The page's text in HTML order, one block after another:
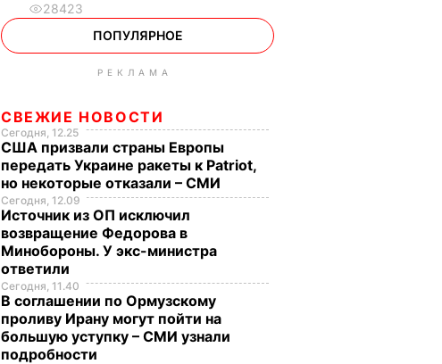
28423
ПОПУЛЯРНОЕ
РЕКЛАМА
СВЕЖИЕ НОВОСТИ
Сегодня, 12.25
США призвали страны Европы
передать Украине ракеты к Patriot,
но некоторые отказали – СМИ
Сегодня, 12.09
Источник из ОП исключил
возвращение Федорова в
Минобороны. У экс-министра
ответили
Сегодня, 11.40
В соглашении по Ормузскому
проливу Ирану могут пойти на
большую уступку – СМИ узнали
подробности